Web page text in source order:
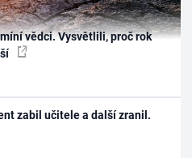
vědci. Vysvětlili, proč rok
zabil učitele a další zranil.